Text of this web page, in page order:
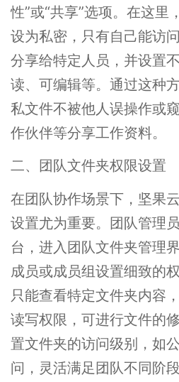
性”或“共享”选项。在这里
设为私密，只有自己能访
分享给特定人员，并设置
读、可编辑等。通过这种
私文件不被他人误操作或
作伙伴等分享工作资料。
二、团队文件夹权限设置
在团队协作场景下，坚果
设置尤为重要。团队管理
台，进入团队文件夹管理
成员或成员组设置细致的
只能查看特定文件夹内容
读写权限，可进行文件的
置文件夹的访问级别，如
问，灵活满足团队不同阶